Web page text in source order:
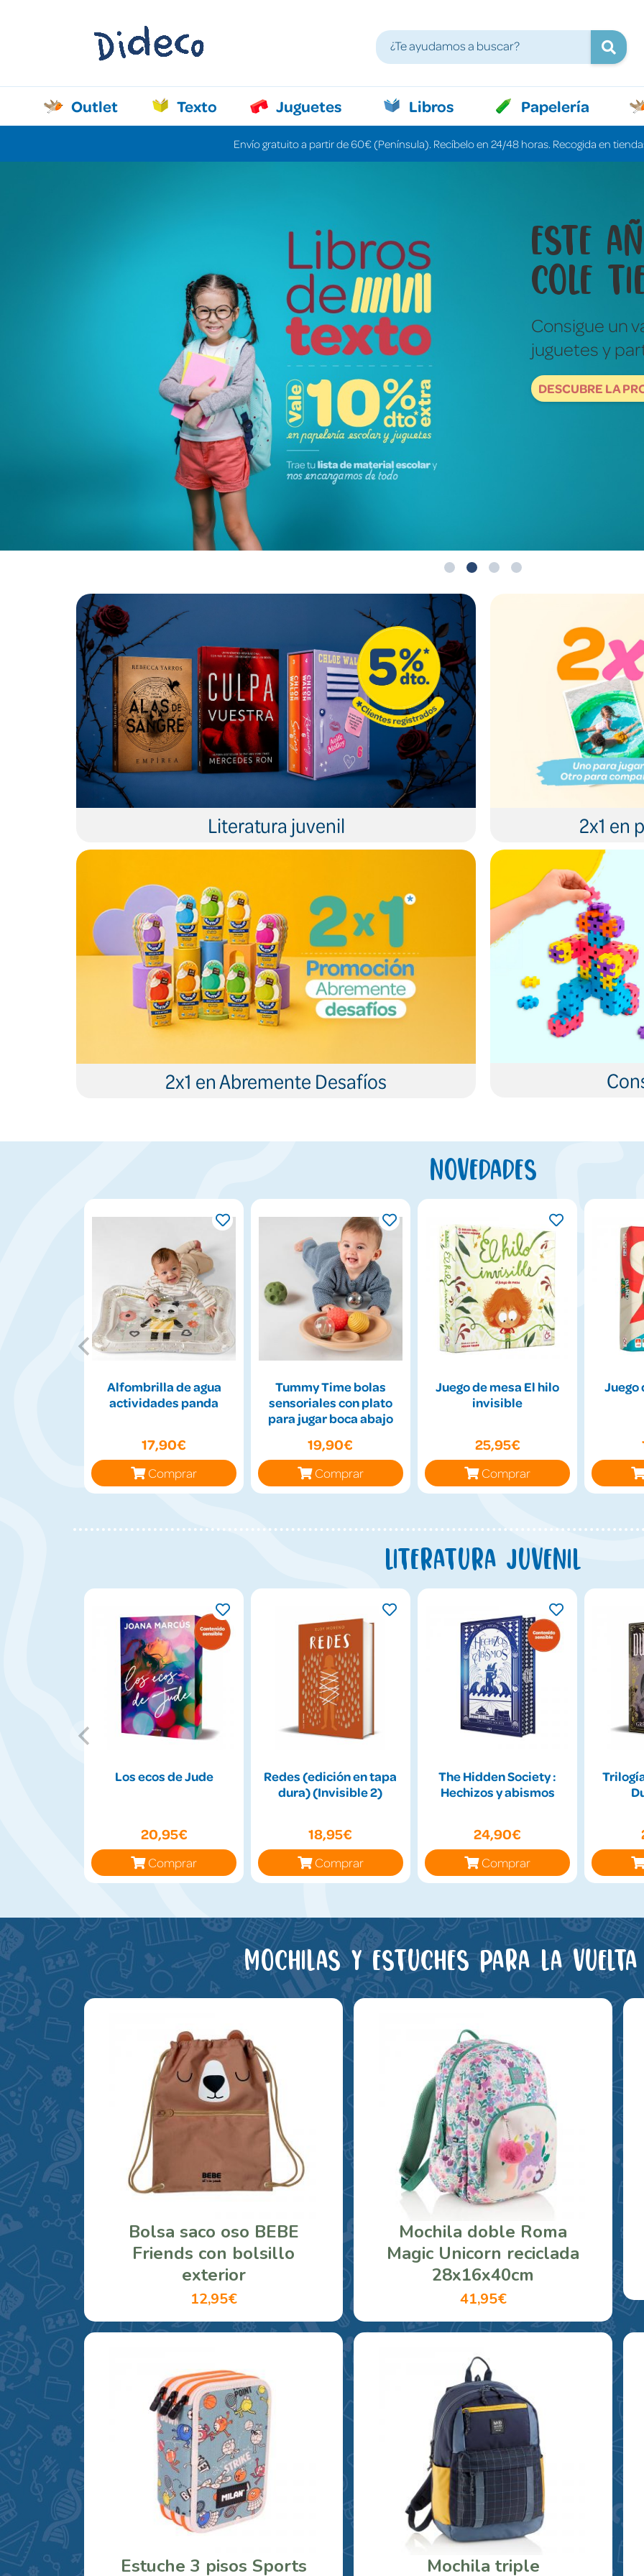
Outlet Texto Juguetes Libros Papelería
Envío gratuito a partir de 60€ (Península). Recíbelo en 24/48 horas. Recogida en
Libros
una
Fotografías
mundo de
Literatura juvenil 2x1 en
2x1 en Abremente Desafíos
Novedades
Alfombrilla de agua
actividades panda
17,90€
Comprar
Tummy Time bolas
sensoriales con plato
para jugar boca abajo
19,90€
Comprar
Juego de mesa El hilo
invisible
25,95€
Comprar
Juego
Literatura juvenil
Los ecos de Jude
20,95€
Comprar
Redes (edición en tapa
dura) (Invisible 2)
18,95€
Comprar
The Hidden Society :
Hechizos y abismos
24,90€
Comprar
Mochilas y estuches para la
Bolsa saco oso BEBE
Friends con bolsillo
exterior
12,95€
Mochila doble Roma
Magic Unicorn reciclada
28x16x40cm
41,95€
Estuche 3 pisos Sports
Mochila triple